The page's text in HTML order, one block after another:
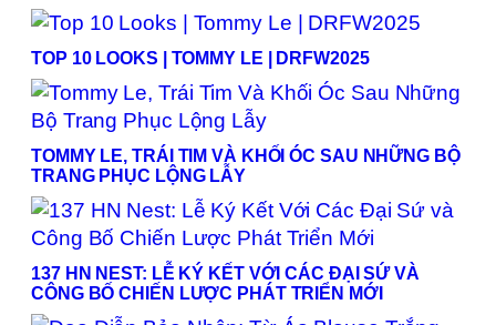
TOP 10 LOOKS | TOMMY LE | DRFW2025
TOMMY LE, TRÁI TIM VÀ KHỐI ÓC SAU NHỮNG BỘ
TRANG PHỤC LỘNG LẪY
137 HN NEST: LỄ KÝ KẾT VỚI CÁC ĐẠI SỨ VÀ
CÔNG BỐ CHIẾN LƯỢC PHÁT TRIỂN MỚI